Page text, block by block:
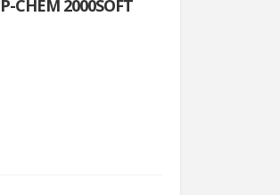
CHEM 2000SOFT